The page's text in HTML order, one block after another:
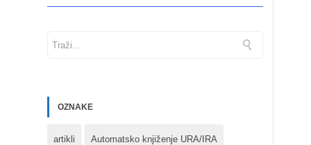
OZNAKE
artikli Automatsko knjiženje URA/IRA